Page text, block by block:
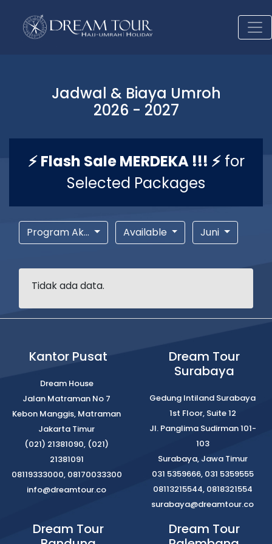
Jadwal & Biaya Umroh
2026 - 2027
⚡ Flash Sale MERDEKA !!! ⚡for
Selected Packages
Program Ak... Available Juni
Tidak ada data.
Kantor Pusat
Dream House
Jalan Matraman No 7
Kebon Manggis, Matraman
Jakarta Timur
(021) 21381090, (021)
21381091
08119333000, 08170033300
info@dreamtour.co
Dream Tour
Surabaya
Gedung Intiland Surabaya
1st Floor, Suite 12
Jl. Panglima Sudirman 101-
103
Surabaya, Jawa Timur
031 5359666, 031 5359555
08113215544, 0818321554
surabaya@dreamtour.co
Dream Tour
Dream Tour